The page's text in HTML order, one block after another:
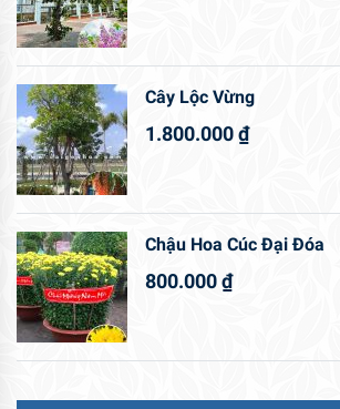
Cây Lộc Vừng
1.800.000₫
Chậu Hoa Cúc Đại Đóa
800.000₫